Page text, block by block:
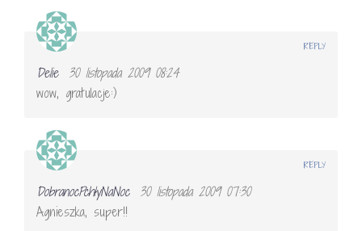
Delie
30 listopada 2009 08:24
wow, gratulacje:)
REPLY
DobranocPchłyNaNoc
30 listopada 2009 07:30
Agnieszka, super!!
REPLY